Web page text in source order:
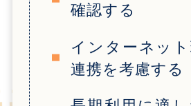
確認する
インターネッ
連携を考慮する